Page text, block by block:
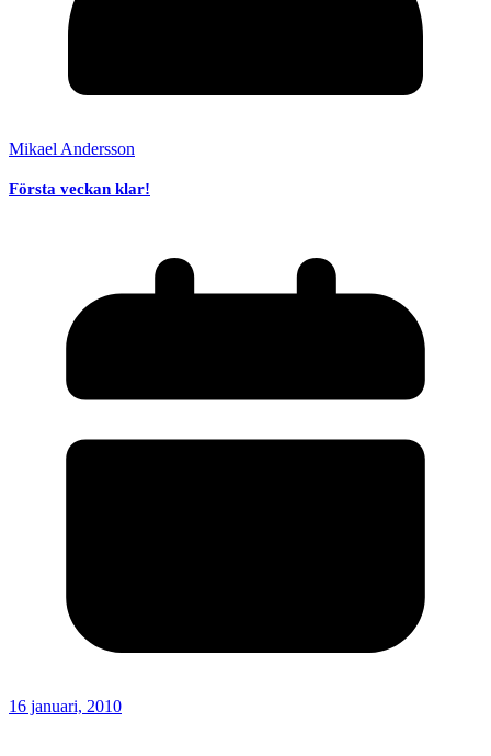
Mikael Andersson
Första veckan klar!
16 januari, 2010